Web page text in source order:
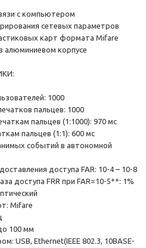
с компьютером
сетевых параметров
карт формата Mifare
алюминиевом корпусе
1000
пальцев: 1000
пальцев (1:1000): 970 мс
пальцев (1:1): 600 мс
событий в автономной
доступа FAR: 10-4 – 10-8
доступа FRR при FAR=10-5**: 1%
Mifare
100 мм
USB, Ethernet(IEEE 802.3, 10BASE-